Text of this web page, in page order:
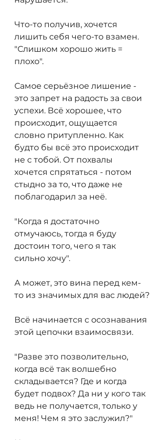
Что-то получив, хочется
лишить себя чего-то взамен.
"Слишком хорошо жить =
плохо".
Самое серьёзное лишение -
это запрет на радость за свои
успехи. Всё хорошее, что
происходит, ощущается
словно притупленно. Как
будто бы всё это происходит
не с тобой. От похвалы
хочется спрятаться - потом
стыдно за то, что даже не
поблагодарил за неё.
"Когда я достаточно
отмучаюсь, тогда я буду
достоин того, чего я так
сильно хочу".
А может, это вина перед кем-
то из значимых для вас людей?
Всё начинается с осознавания
этой цепочки взаимосвязи.
"Разве это позволительно,
когда всё так волшебно
складывается? Где и когда
будет подвох? Да ни у кого так
ведь не получается, только у
меня! Чем я это заслужил?"